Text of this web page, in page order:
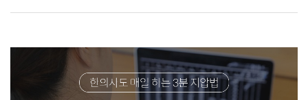
#추나요법